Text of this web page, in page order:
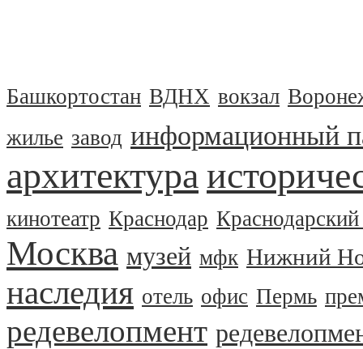
Башкортостан ВДНХ вокзал
жилье завод информационный
архитектура
кинотеатр Краснодар
Москва музей мфк Нижний
наследия отель офис Пермь
редевелопмент